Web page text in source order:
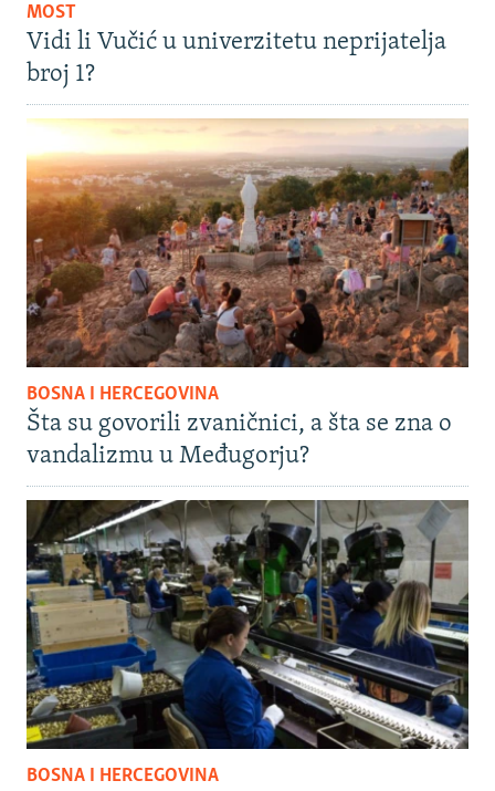
MOST
Vidi li Vučić u univerzitetu neprijatelja
broj 1?
BOSNA I HERCEGOVINA
Šta su govorili zvaničnici, a šta se zna o
vandalizmu u Međugorju?
BOSNA I HERCEGOVINA